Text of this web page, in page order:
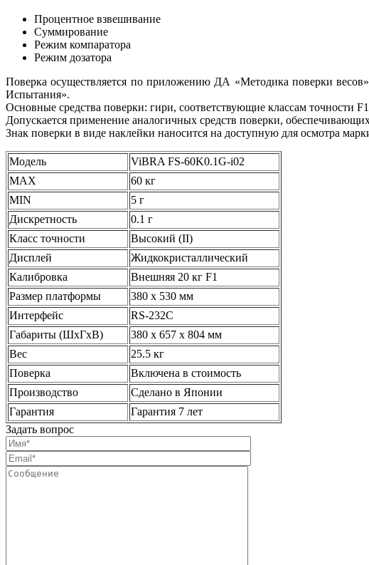
Процентное взвешивание
Суммирование
Режим компаратора
Режим дозатора
Поверка осуществляется по приложению ДА «Методика поверки
Испытания».
Основные средства поверки: гири, соответствующие классам точности
Допускается применение аналогичных средств поверки,
Знак поверки в виде наклейки наносится на доступную для осмотра
Модель
ViBRA FS-60K0.1G-i02
MAX
60 кг
MIN
5 г
Дискретность
0.1 г
Класс точности
Высокий (II)
Дисплей
Жидкокристаллический
Калибровка
Внешняя 20 кг F1
Размер платформы
380 х 530 мм
Интерфейс
RS-232C
Габариты (ШхГхВ)
380 x 657 x 804 мм
Вес
25.5 кг
Поверка
Включена в стоимость
Производство
Сделано в Японии
Гарантия
Гарантия 7 лет
Задать вопрос